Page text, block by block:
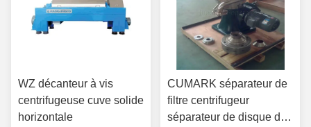
WZ décanteur à vis
centrifugeuse cuve solide
horizontale
CUMARK séparateur de
filtre centrifugeur
séparateur de disque de